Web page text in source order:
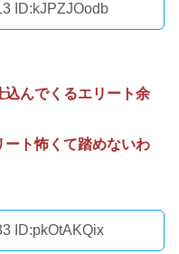
ID:kJPZJOodb
込んでくるエリート余
ト怖くて踏めないわ
ID:pkOtAKQix